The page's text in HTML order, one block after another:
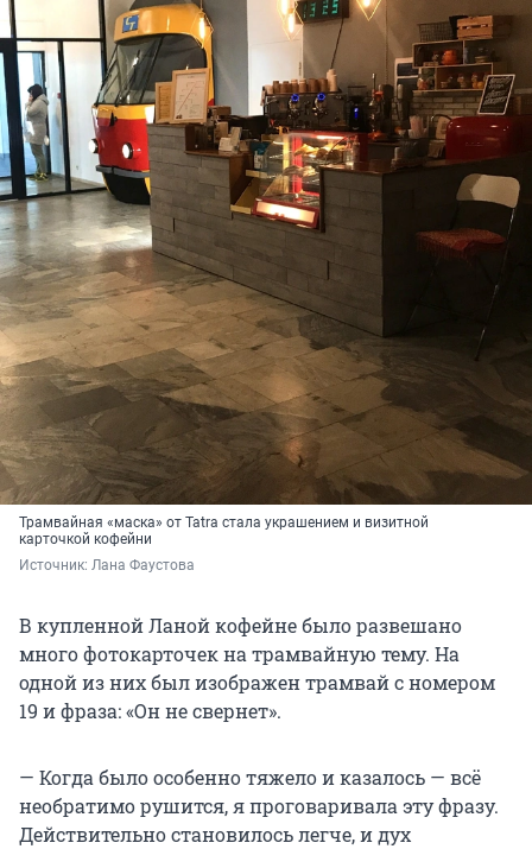
Трамвайная «маска» от Tatra стала украшением и визитной
карточкой кофейни
Источник: Лана Фаустова
В купленной Ланой кофейне было развешано
много фотокарточек на трамвайную тему. На
одной из них был изображен трамвай с номером
19 и фраза: «Он не свернет».
— Когда было особенно тяжело и казалось — всё
необратимо рушится, я проговаривала эту фразу.
Действительно становилось легче, и дух